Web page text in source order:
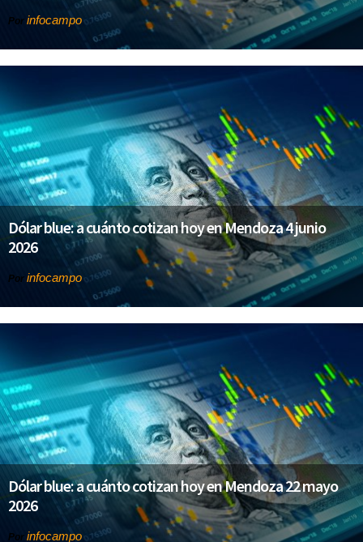
Por infocampo
Dólar blue: a cuánto cotizan hoy en Mendoza 4 junio
2026
Por infocampo
Dólar blue: a cuánto cotizan hoy en Mendoza 22 mayo
2026
Por infocampo